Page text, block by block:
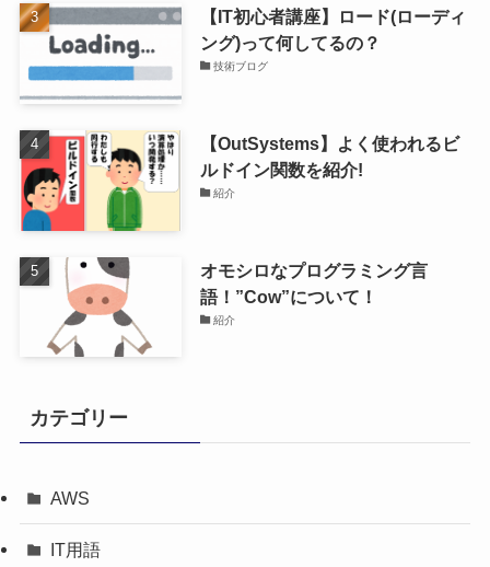
【IT初心者講座】ロード(ローディ
ング)って何してるの？
技術ブログ
【OutSystems】よく使われるビ
ルドイン関数を紹介!
紹介
オモシロなプログラミング言
語！”Cow”について！
紹介
カテゴリー
AWS
IT用語